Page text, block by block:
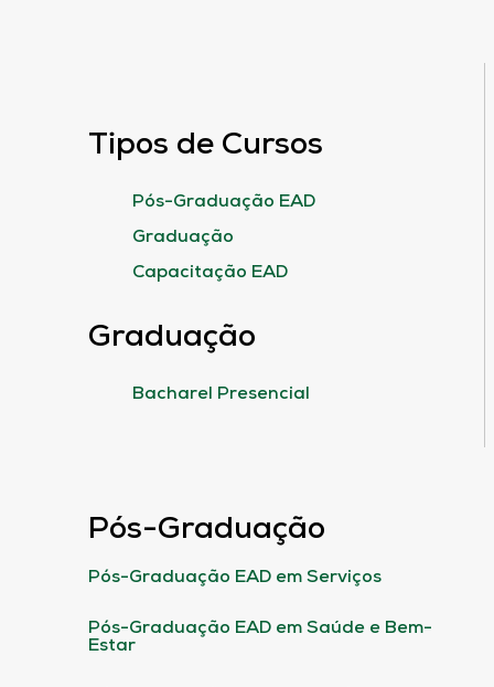
Tipos de Cursos
Pós-Graduação EAD
Graduação
Capacitação EAD
Graduação
Bacharel Presencial
Pós-Graduação
Pós-Graduação EAD em Serviços
Pós-Graduação EAD em Saúde e Bem-
Estar